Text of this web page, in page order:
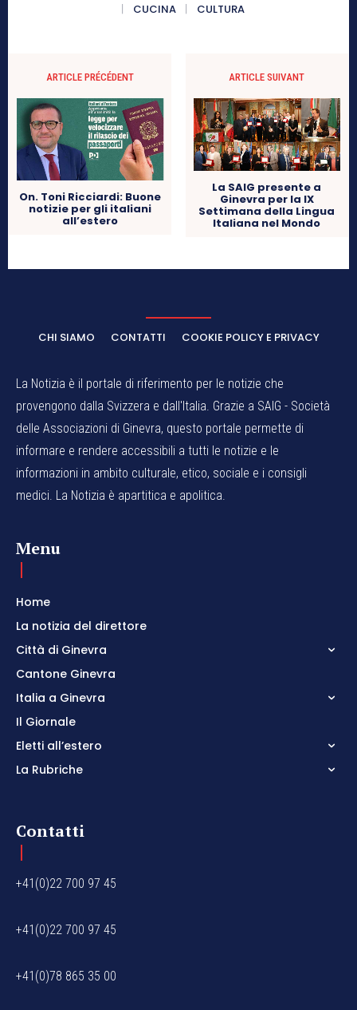
CUCINA
CULTURA
ARTICLE PRÉCÉDENT
On. Toni Ricciardi: Buone
notizie per gli italiani
all’estero
ARTICLE SUIVANT
La SAIG presente a
Ginevra per la IX
Settimana della Lingua
Italiana nel Mondo
CHI SIAMO CONTATTI COOKIE POLICY E PRIVACY
La Notizia è il portale di riferimento per le notizie che
provengono dalla Svizzera e dall'Italia. Grazie a SAIG - Società
delle Associazioni di Ginevra, questo portale permette di
informare e rendere accessibili a tutti le notizie e le
informazioni in ambito culturale, etico, sociale e i consigli
medici. La Notizia è apartitica e apolitica.
Menu
Home
La notizia del direttore
Città di Ginevra
Cantone Ginevra
Italia a Ginevra
Il Giornale
Eletti all’estero
La Rubriche
Contatti
+41(0)22 700 97 45
+41(0)22 700 97 45
+41(0)78 865 35 00